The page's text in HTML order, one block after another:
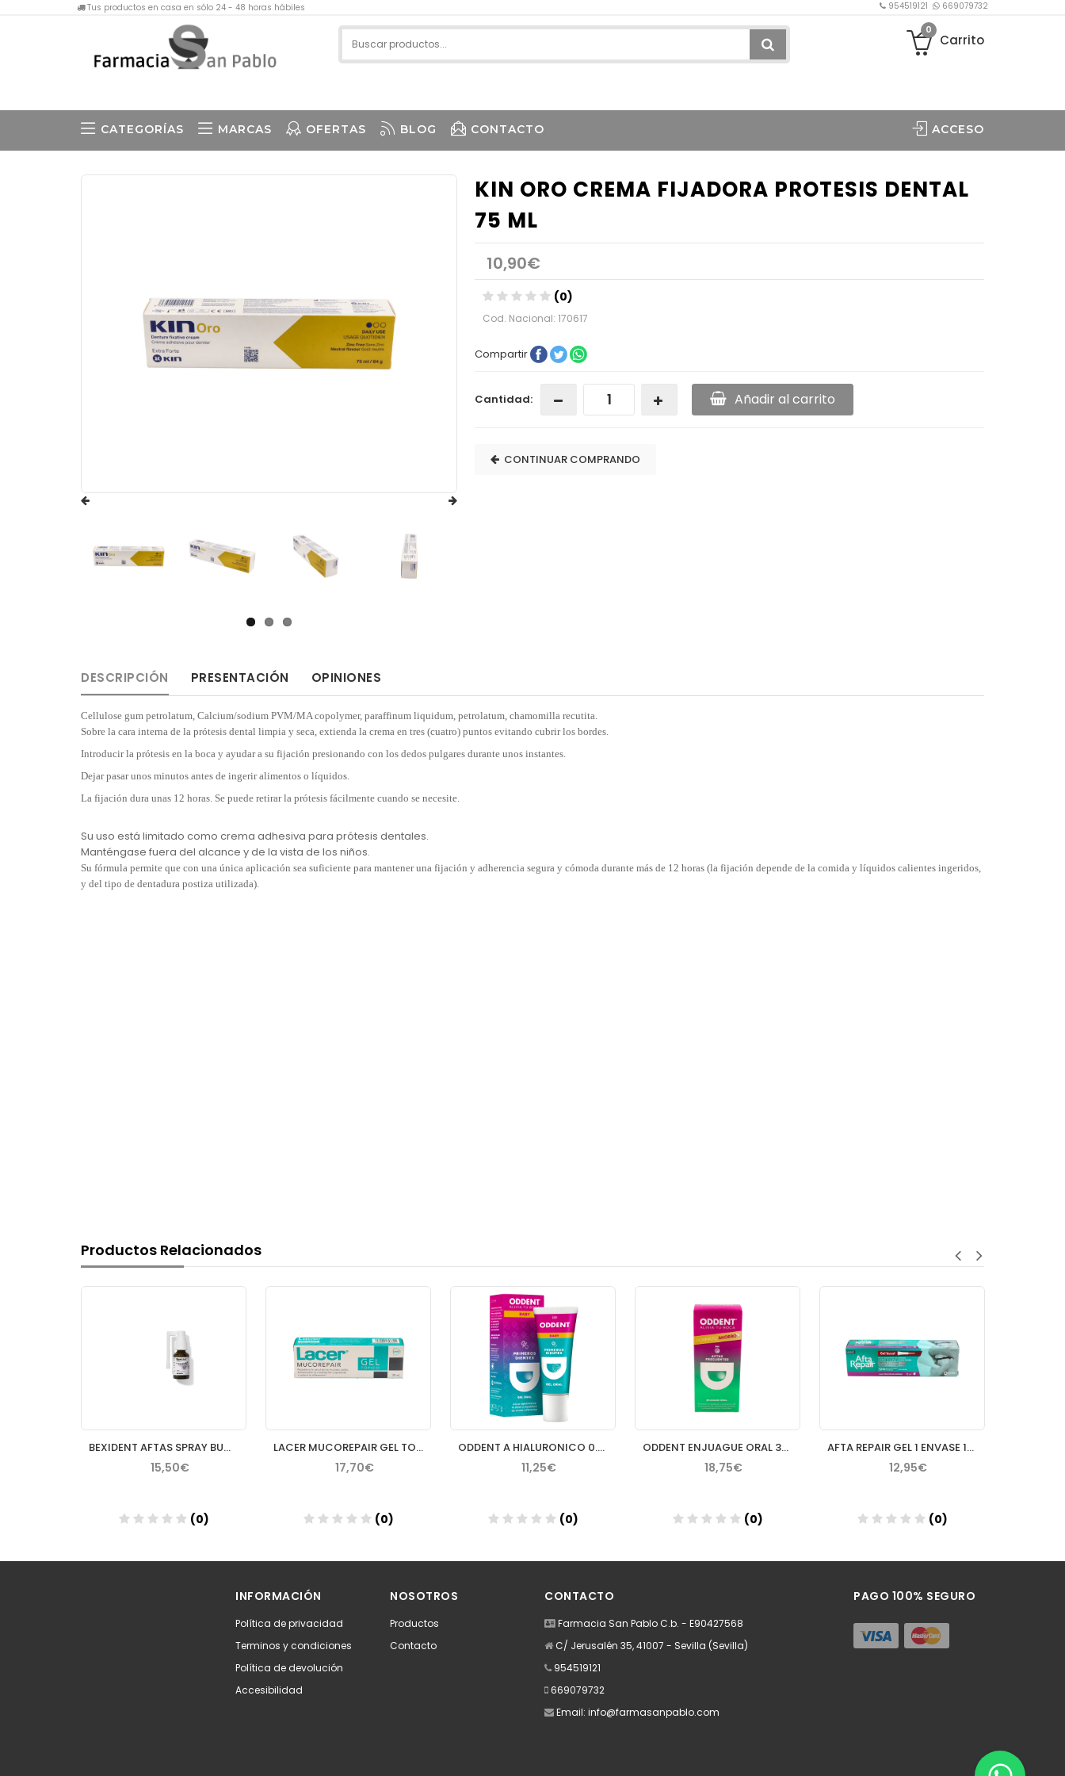
Tus productos en casa en sólo 24 - 48 horas hábiles 954519121 669079732
0
Carrito
CATEGORÍAS MARCAS OFERTAS BLOG CONTACTO ACCESO
KIN ORO CREMA FIJADORA PROTESIS DENTAL
75 ML
10,90€
(0)
Cod. Nacional: 170617
Compartir
Cantidad: Añadir al carrito
CONTINUAR COMPRANDO
DESCRIPCIÓN PRESENTACIÓN OPINIONES
Cellulose gum petrolatum, Calcium/sodium PVM/MA copolymer, paraffinum liquidum, petrolatum, chamomilla recutita.
Sobre la cara interna de la prótesis dental limpia y seca, extienda la crema en tres (cuatro) puntos evitando cubrir los bordes.
Introducir la prótesis en la boca y ayudar a su fijación presionando con los dedos pulgares durante unos instantes.
Dejar pasar unos minutos antes de ingerir alimentos o líquidos.
La fijación dura unas 12 horas. Se puede retirar la prótesis fácilmente cuando se necesite.
Su uso está limitado como crema adhesiva para prótesis dentales.
Manténgase fuera del alcance y de la vista de los niños.
Su fórmula permite que con una única aplicación sea suficiente para mantener una fijación y adherencia segura y cómoda durante más de 12 horas (la fijación depende de la comida y líquidos calientes ingeridos,
y del tipo de dentadura postiza utilizada).
Productos Relacionados
BEXIDENT AFTAS SPRAY BUCAL PROTECTOR 15 ML
15,50€
(0)
LACER MUCOREPAIR GEL TOPICO 30 ML
17,70€
(0)
ODDENT A HIALURONICO 0.54 % GEL ORAL BABY 20 ML
11,25€
(0)
ODDENT ENJUAGUE ORAL 300 ML
18,75€
(0)
AFTA REPAIR GEL 1 ENVASE 15 ML SABOR FRUTOS DEL BOSQUE
12,95€
(0)
INFORMACIÓN
Política de privacidad
Terminos y condiciones
Política de devolución
Accesibilidad
NOSOTROS
Productos
Contacto
CONTACTO
Farmacia San Pablo C.b. - E90427568
C/ Jerusalén 35, 41007 - Sevilla (Sevilla)
954519121
669079732
Email: info@farmasanpablo.com
PAGO 100% SEGURO